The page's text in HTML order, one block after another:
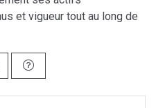
et vigueur tout au long de